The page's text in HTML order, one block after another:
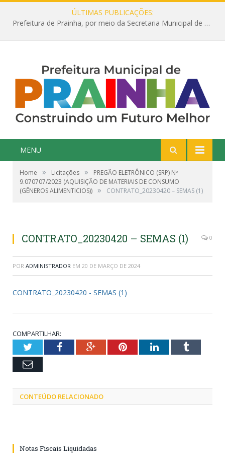
ÚLTIMAS PUBLICAÇÕES:
Prefeitura de Prainha, por meio da Secretaria Municipal de Educação, abre 354 vagas na área da Educação para 2025 com processo seletivo simplificado
MENU
Home » Licitações »
PREGÃO ELETRÔNICO (SRP) Nº
9.070707/2023 (AQUISIÇÃO DE MATERIAIS DE CONSUMO
(GÊNEROS ALIMENTICIOS)) » CONTRATO_20230420 – SEMAS (1)
CONTRATO_20230420 – SEMAS (1) 0
POR ADMINISTRADOR EM 20 DE MARÇO DE 2024
CONTRATO_20230420 - SEMAS (1)
COMPARTILHAR:
TwitterFacebookGoogle+PinterestLinkedInTumblr
Email
CONTEÚDO RELACIONADO
Notas Fiscais Liquidadas